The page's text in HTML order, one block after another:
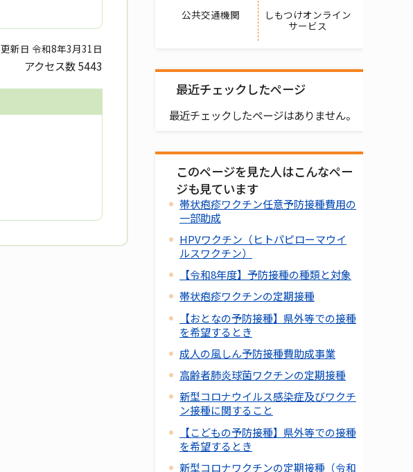
更新日 令和8年3月31日
アクセス数5443
公共交通機関
しもつけオンライン
サービス
最近チェックしたページ
最近チェックしたページはありません。
このページを見た人はこんなペー
ジも見ています
帯状疱疹ワクチン任意予防接種費用の
一部助成
HPVワクチン（ヒトパピローマウイ
ルスワクチン）
【令和8年度】予防接種の種類と対象
帯状疱疹ワクチンの定期接種
【おとなの予防接種】県外等での接種
を希望するとき
成人の風しん予防接種費助成事業
高齢者肺炎球菌ワクチンの定期接種
新型コロナウイルス感染症及びワクチ
ン接種に関すること
【こどもの予防接種】県外等での接種
を希望するとき
新型コロナワクチンの定期接種（令和